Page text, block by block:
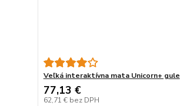
Veľká interaktívna mata Unicorn+ gule
77,13 €
62,71 € bez DPH